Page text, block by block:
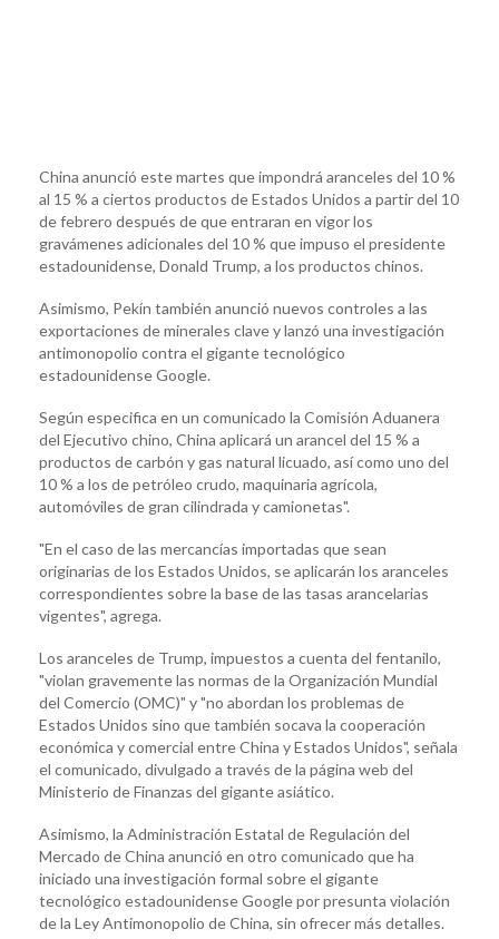
China anunció este martes que impondrá aranceles del 10 %
al 15 % a ciertos productos de Estados Unidos a partir del 10
de febrero después de que entraran en vigor los
gravámenes adicionales del 10 % que impuso el presidente
estadounidense, Donald Trump, a los productos chinos.
Asimismo, Pekín también anunció nuevos controles a las
exportaciones de minerales clave y lanzó una investigación
antimonopolio contra el gigante tecnológico
estadounidense Google.
Según especifica en un comunicado la Comisión Aduanera
del Ejecutivo chino, China aplicará un arancel del 15 % a
productos de carbón y gas natural licuado, así como uno del
10 % a los de petróleo crudo, maquinaria agrícola,
automóviles de gran cilindrada y camionetas".
"En el caso de las mercancías importadas que sean
originarias de los Estados Unidos, se aplicarán los aranceles
correspondientes sobre la base de las tasas arancelarias
vigentes", agrega.
Los aranceles de Trump, impuestos a cuenta del fentanilo,
"violan gravemente las normas de la Organización Mundial
del Comercio (OMC)" y "no abordan los problemas de
Estados Unidos sino que también socava la cooperación
económica y comercial entre China y Estados Unidos", señala
el comunicado, divulgado a través de la página web del
Ministerio de Finanzas del gigante asiático.
Asimismo, la Administración Estatal de Regulación del
Mercado de China anunció en otro comunicado que ha
iniciado una investigación formal sobre el gigante
tecnológico estadounidense Google por presunta violación
de la Ley Antimonopolio de China, sin ofrecer más detalles.